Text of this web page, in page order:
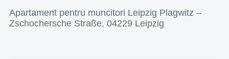
Apartament pentru muncitori Leipzig Plagwitz –
Zschochersche Straße, 04229 Leipzig